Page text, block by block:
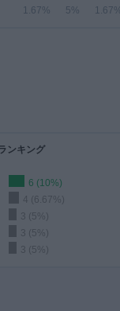
1.67% 5% 1.67%
ンキング
6 (10%)
4 (6.67%)
3 (5%)
3 (5%)
3 (5%)